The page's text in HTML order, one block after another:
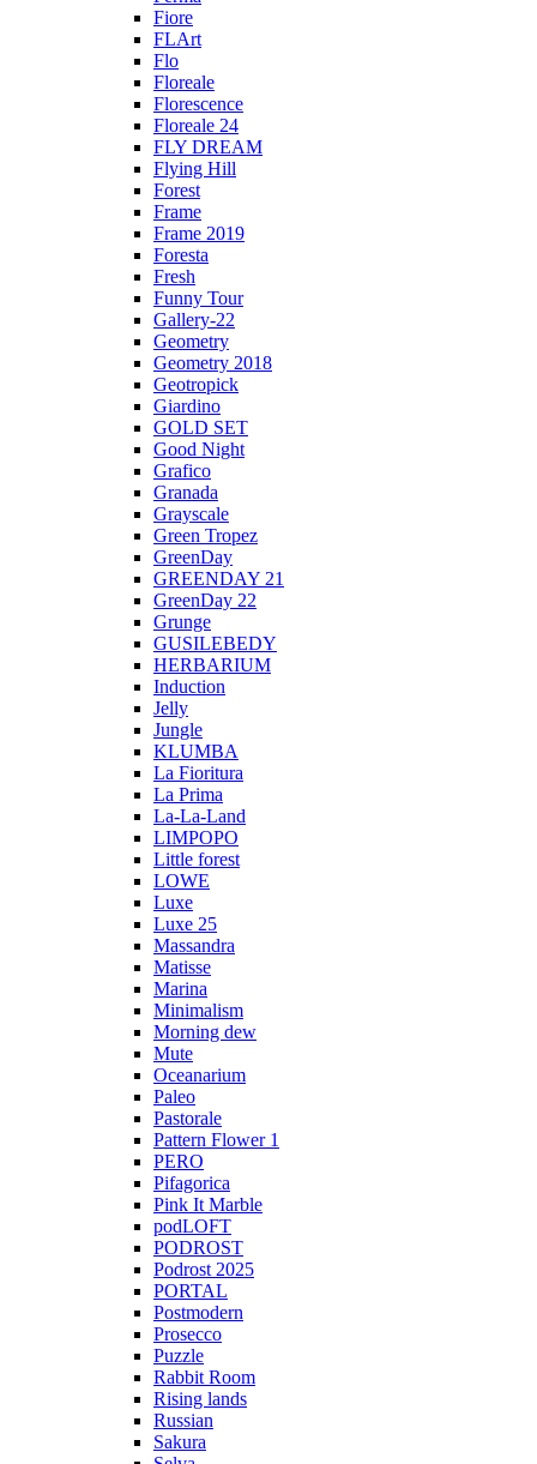
Fiore
FLArt
Flo
Floreale
Florescence
Floreale 24
FLY DREAM
Flying Hill
Forest
Frame
Frame 2019
Foresta
Fresh
Funny Tour
Gallery-22
Geometry
Geometry 2018
Geotropick
Giardino
GOLD SET
Good Night
Grafico
Granada
Grayscale
Green Tropez
GreenDay
GREENDAY 21
GreenDay 22
Grunge
GUSILEBEDY
HERBARIUM
Induction
Jelly
Jungle
KLUMBA
La Fioritura
La Prima
La-La-Land
LIMPOPO
Little forest
LOWE
Luxe
Luxe 25
Massandra
Matisse
Marina
Minimalism
Morning dew
Mute
Oceanarium
Paleo
Pastorale
Pattern Flower 1
PERO
Pifagorica
Pink It Marble
podLOFT
PODROST
Podrost 2025
PORTAL
Postmodern
Prosecco
Puzzle
Rabbit Room
Rising lands
Russian
Sakura